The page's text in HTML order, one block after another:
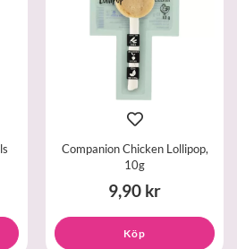
Companion Chicken Lollipop,
10g
9,90 kr
Köp